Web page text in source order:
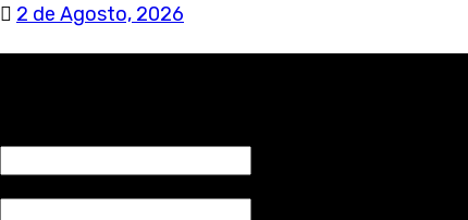
2 de Agosto, 2026